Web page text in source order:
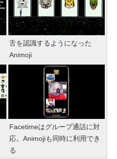
舌を認識するようになった
Animoji
Facetimeはグループ通話に対
応。Animojiも同時に利用でき
る